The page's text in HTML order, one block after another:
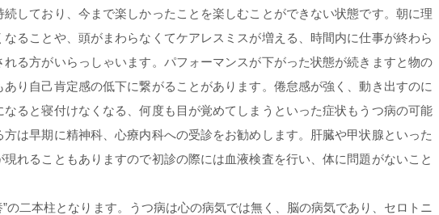
しており、今まで楽しかったことを楽しむことができない状態です。朝に理
ることや、頭がまわらなくてケアレスミスが増える、時間内に仕事が終わら
る方がいらっしゃいます。パフォーマンスが下がった状態が続きますと物の
り自己肯定感の低下に繋がることがあります。倦怠感が強く、動き出すのに
ると寝付けなくなる、何度も目が覚めてしまうといった症状もうつ病の可能
は早期に精神科、心療内科への受診をお勧めします。肝臓や甲状腺といった
れることもありますので初診の際には血液検査を行い、体に問題がないこと
”の二本柱となります。うつ病は心の病気では無く、脳の病気であり、セロトニ